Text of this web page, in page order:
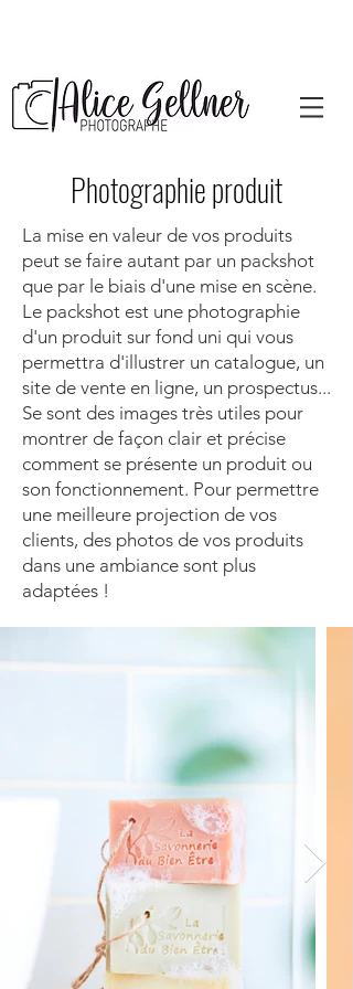
Photographie produit
La mise en valeur de vos produits
peut se faire autant par un packshot
que par le biais d'une mise en scène.
Le packshot est une photographie
d'un produit sur fond uni qui vous
permettra d'illustrer un catalogue, un
site de vente en ligne, un prospectus...
Se sont des images très utiles pour
montrer de façon clair et précise
comment se présente un produit ou
son fonctionnement. Pour permettre
une meilleure projection de vos
clients, des photos de vos produits
dans une ambiance sont plus
adaptées !